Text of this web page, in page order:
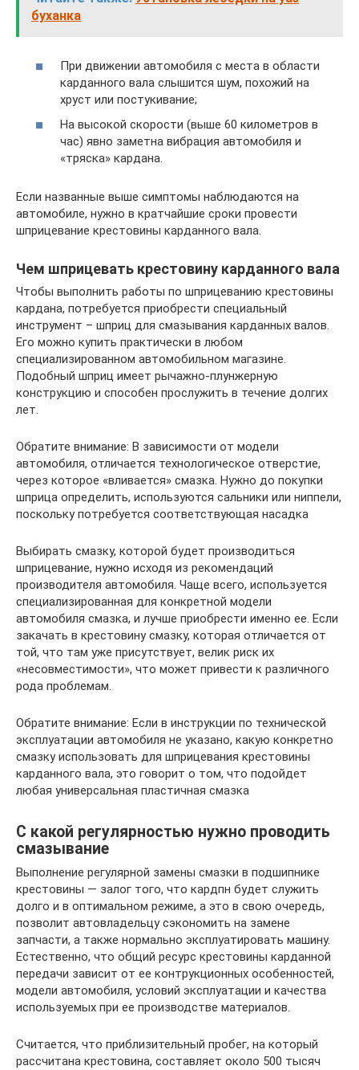
буханка
При движении автомобиля с места в области
карданного вала слышится шум, похожий на
хруст или постукивание;
На высокой скорости (выше 60 километров в
час) явно заметна вибрация автомобиля и
«тряска» кардана.
Если названные выше симптомы наблюдаются на
автомобиле, нужно в кратчайшие сроки провести
шприцевание крестовины карданного вала.
Чем шприцевать крестовину карданного вала
Чтобы выполнить работы по шприцеванию крестовины
кардана, потребуется приобрести специальный
инструмент – шприц для смазывания карданных валов.
Его можно купить практически в любом
специализированном автомобильном магазине.
Подобный шприц имеет рычажно-плунжерную
конструкцию и способен прослужить в течение долгих
лет.
Обратите внимание: В зависимости от модели
автомобиля, отличается технологическое отверстие,
через которое «вливается» смазка. Нужно до покупки
шприца определить, используются сальники или ниппели,
поскольку потребуется соответствующая насадка
Выбирать смазку, которой будет производиться
шприцевание, нужно исходя из рекомендаций
производителя автомобиля. Чаще всего, используется
специализированная для конкретной модели
автомобиля смазка, и лучше приобрести именно ее. Если
закачать в крестовину смазку, которая отличается от
той, что там уже присутствует, велик риск их
«несовместимости», что может привести к различного
рода проблемам.
Обратите внимание: Если в инструкции по технической
эксплуатации автомобиля не указано, какую конкретно
смазку использовать для шприцевания крестовины
карданного вала, это говорит о том, что подойдет
любая универсальная пластичная смазка
С какой регулярностью нужно проводить
смазывание
Выполнение регулярной замены смазки в подшипнике
крестовины — залог того, что кардпн будет служить
долго и в оптимальном режиме, а это в свою очередь,
позволит автовладельцу сэкономить на замене
запчасти, а также нормально эксплуатировать машину.
Естественно, что общий ресурс крестовины карданной
передачи зависит от ее контрукционных особенностей,
модели автомобиля, условий эксплуатации и качества
используемых при ее производстве материалов.
Считается, что приблизительный пробег, на который
рассчитана крестовина, составляет около 500 тысяч